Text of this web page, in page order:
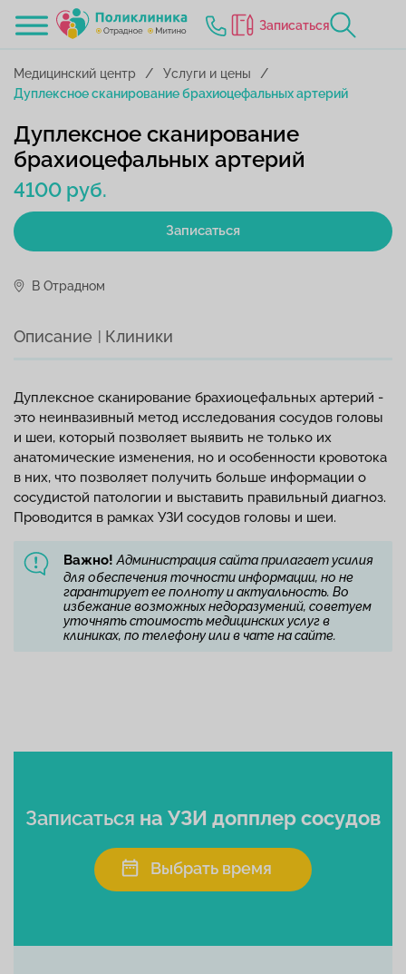
Записаться
Медицинский центр
Услуги и цены
Дуплексное сканирование брахиоцефальных артерий
4100 руб.
Записаться
Дуплексное сканирование
брахиоцефальных артерий
В Отрадном
Описание Клиники
Дуплексное сканирование брахиоцефальных артерий -
это неинвазивный метод исследования сосудов головы
и шеи, который позволяет выявить не только их
анатомические изменения, но и особенности кровотока
в них, что позволяет получить больше информации о
сосудистой патологии и выставить правильный диагноз.
Проводится в рамках УЗИ сосудов головы и шеи.
Важно! Администрация сайта прилагает усилия
для обеспечения точности информации, но не
гарантирует ее полноту и актуальность. Во
избежание возможных недоразумений, советуем
уточнять стоимость медицинских услуг в
клиниках, по телефону или в чате на сайте.
Записаться на УЗИ допплер сосудов
Выбрать время